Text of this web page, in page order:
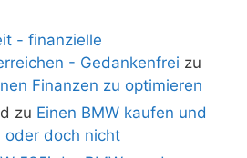
- finanzielle
- Gedankenfrei zu
Finanzen zu optimieren
zu Einen BMW kaufen und
oder doch nicht